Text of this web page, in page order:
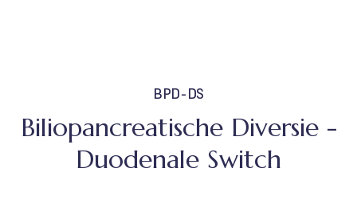
BPD-DS
Biliopancreatische Diversie -
Duodenale Switch